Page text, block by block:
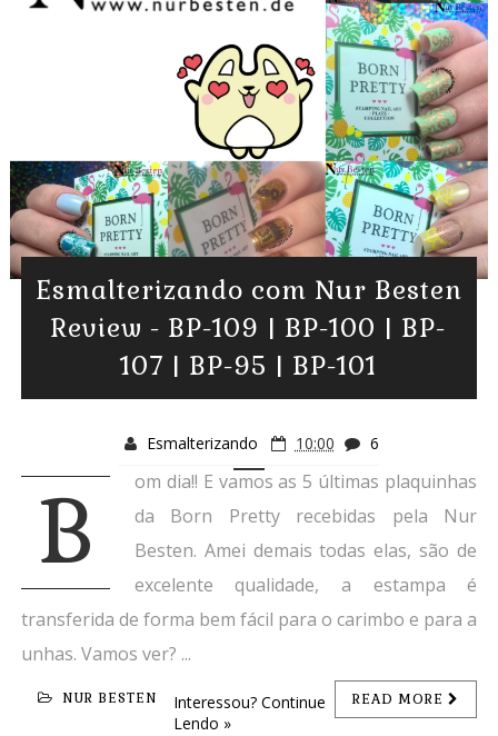
Esmalterizando com Nur Besten
Review - BP-109 | BP-100 | BP-
107 | BP-95 | BP-101
Esmalterizando 10:00 6
B
om dia!! E vamos as 5 últimas plaquinhas
da Born Pretty recebidas pela Nur
Besten. Amei demais todas elas, são de
excelente qualidade, a estampa é
transferida de forma bem fácil para o carimbo e para a
unhas. Vamos ver? ...
NUR BESTEN READ MORE
Interessou? Continue
Lendo »